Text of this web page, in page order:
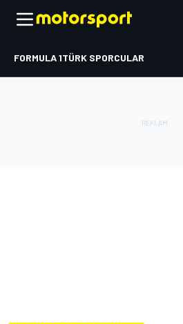
FORMULA 1TÜRK SPORCULAR